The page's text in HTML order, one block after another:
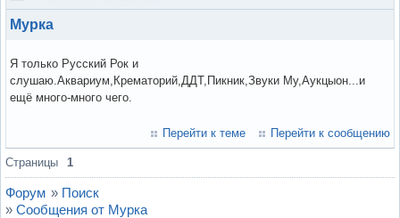
Мурка
Я только Русский Рок и
слушаю.Аквариум,Крематорий,ДДТ,Пикник,Звуки Му,Аукцыон...и
ещё много-много чего.
Перейти к теме Перейти к сообщению
Страницы 1
Форум » Поиск
» Сообщения от Мурка